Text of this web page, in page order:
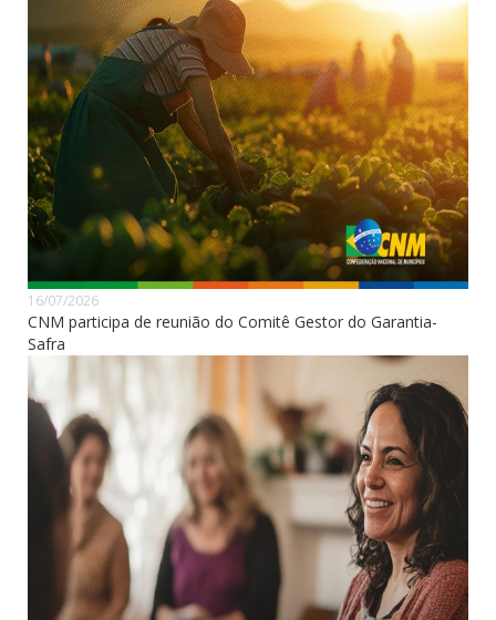
16/07/2026
CNM participa de reunião do Comitê Gestor do Garantia-
Safra